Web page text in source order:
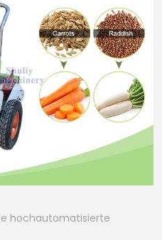
hochautomatisierte